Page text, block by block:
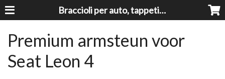
Braccioli per auto, tappeti auto, accessori auto MADE IN ITALY - Armrests, Mittelarmlehnen, Accoundoirs
Premium armsteun voor
Seat Leon 4